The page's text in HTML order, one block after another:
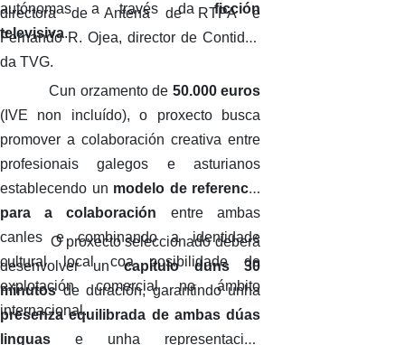
autónomas a través daficción
televisiva.
directora de Antena de RTPA e
Fernando R. Ojea, director de Contidos
da TVG.
Cun orzamento de 50.000 euros
(IVE non incluído), o proxecto busca
promover a colaboración creativa entre
profesionais galegos e asturianos
establecendo un modelo de referencia
para a colaboración entre ambas
canles e combinando a identidade
cultural local coa posibilidade de
explotación comercial no ámbito
internacional.
O proxecto seleccionado deberá
desenvolver uncapítulo duns 30
minutosde duración, garantindo unha
presenza equilibrada de ambas dúas
linguas e unha representación